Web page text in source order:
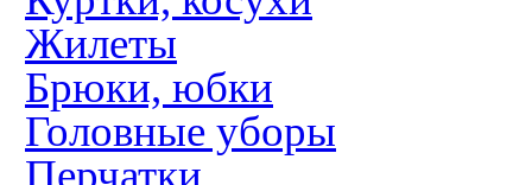
Жилеты
Брюки, юбки
Головные уборы
Перчатки